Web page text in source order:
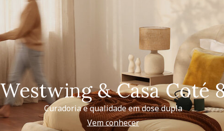
Westwing & Casa Coté
Curadoria e qualidade em dose dupla
Vem conhecer